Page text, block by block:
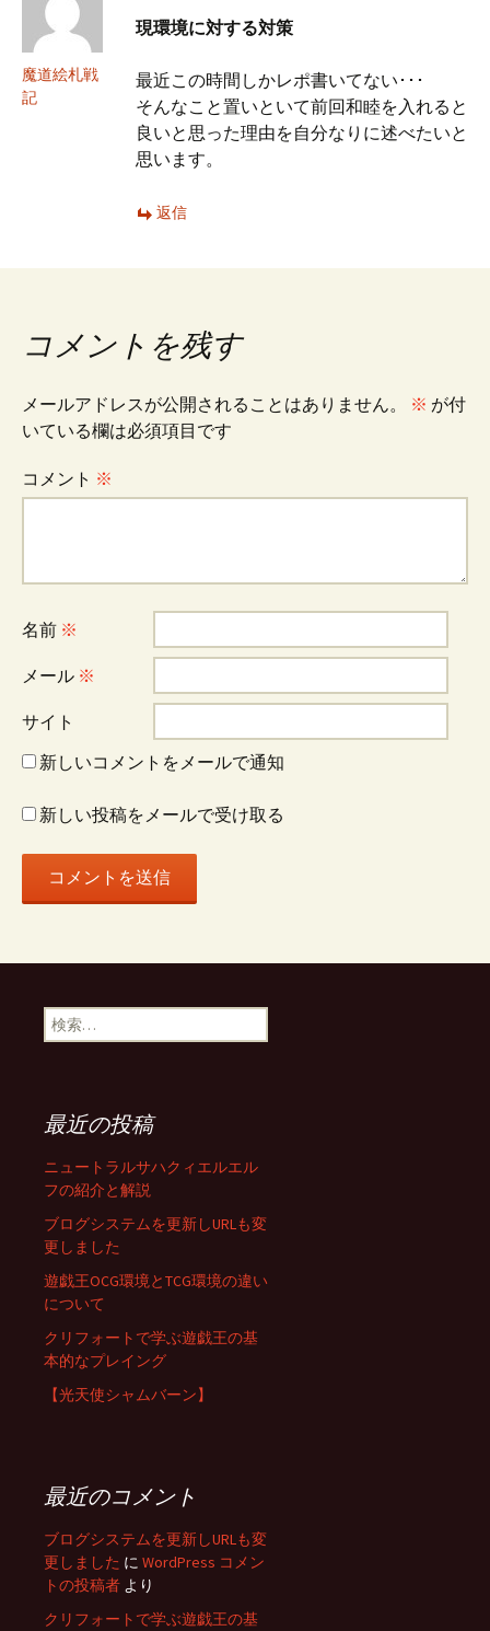
ゲ
ー魔道絵札戦
記
現環境に対する対策
最近この時間しかレポ書いてない･･･
そんなこと置いといて前回和睦を入れると
良いと思った理由を自分なりに述べたいと
思います。
返信
コメントを残す
メールアドレスが公開されることはありません。 ※ が付
いている欄は必須項目です
コメント ※
名前 ※
メール ※
サイト
新しいコメントをメールで通知
新しい投稿をメールで受け取る
検
索:
最近の投稿
ニュートラルサハクィエルエル
フの紹介と解説
ブログシステムを更新しURLも変
更しました
遊戯王OCG環境とTCG環境の違い
について
クリフォートで学ぶ遊戯王の基
本的なプレイング
【光天使シャムバーン】
最近のコメント
ブログシステムを更新しURLも変
更しました に WordPress コメン
トの投稿者 より
クリフォートで学ぶ遊戯王の基